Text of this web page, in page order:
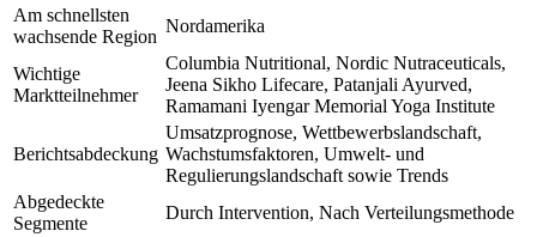
Am schnellsten
wachsende Region
Nordamerika
Wichtige
Marktteilnehmer
Columbia Nutritional, Nordic Nutraceuticals,
Jeena Sikho Lifecare, Patanjali Ayurved,
Ramamani Iyengar Memorial Yoga Institute
Berichtsabdeckung
Umsatzprognose, Wettbewerbslandschaft,
Wachstumsfaktoren, Umwelt- und
Regulierungslandschaft sowie Trends
Abgedeckte
Segmente
Durch Intervention, Nach Verteilungsmethode